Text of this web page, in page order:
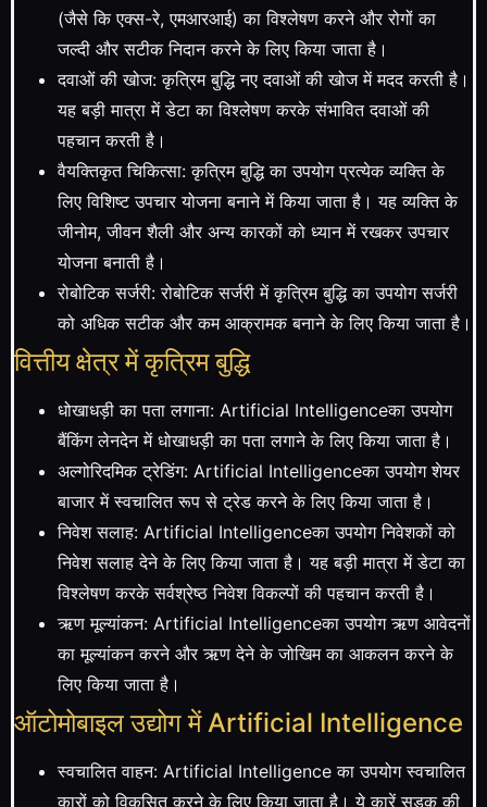
(जैसे कि एक्स-रे, एमआरआई) का विश्लेषण करने और रोगों का
जल्दी और सटीक निदान करने के लिए किया जाता है।
दवाओं की खोज: कृत्रिम बुद्धि नए दवाओं की खोज में मदद करती है।
यह बड़ी मात्रा में डेटा का विश्लेषण करके संभावित दवाओं की
पहचान करती है।
वैयक्तिकृत चिकित्सा: कृत्रिम बुद्धि का उपयोग प्रत्येक व्यक्ति के
लिए विशिष्ट उपचार योजना बनाने में किया जाता है। यह व्यक्ति के
जीनोम, जीवन शैली और अन्य कारकों को ध्यान में रखकर उपचार
योजना बनाती है।
रोबोटिक सर्जरी: रोबोटिक सर्जरी में कृत्रिम बुद्धि का उपयोग सर्जरी
को अधिक सटीक और कम आक्रामक बनाने के लिए किया जाता है।
वित्तीय क्षेत्र में कृत्रिम बुद्धि
धोखाधड़ी का पता लगाना: Artificial Intelligenceका उपयोग
बैंकिंग लेनदेन में धोखाधड़ी का पता लगाने के लिए किया जाता है।
अल्गोरिदमिक ट्रेडिंग: Artificial Intelligenceका उपयोग शेयर
बाजार में स्वचालित रूप से ट्रेड करने के लिए किया जाता है।
निवेश सलाह: Artificial Intelligenceका उपयोग निवेशकों को
निवेश सलाह देने के लिए किया जाता है। यह बड़ी मात्रा में डेटा का
विश्लेषण करके सर्वश्रेष्ठ निवेश विकल्पों की पहचान करती है।
ऋण मूल्यांकन: Artificial Intelligenceका उपयोग ऋण आवेदनों
का मूल्यांकन करने और ऋण देने के जोखिम का आकलन करने के
लिए किया जाता है।
ऑटोमोबाइल उद्योग में Artificial Intelligence
स्वचालित वाहन: Artificial Intelligence का उपयोग स्वचालित
कारों को विकसित करने के लिए किया जाता है। ये कारें सड़क की